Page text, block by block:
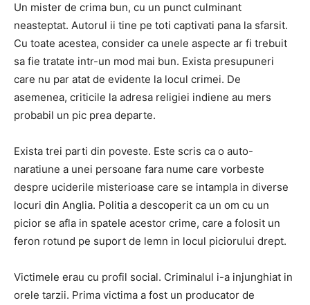
Un mister de crima bun, cu un punct culminant
neasteptat. Autorul ii tine pe toti captivati pana la sfarsit.
Cu toate acestea, consider ca unele aspecte ar fi trebuit
sa fie tratate intr-un mod mai bun. Exista presupuneri
care nu par atat de evidente la locul crimei. De
asemenea, criticile la adresa religiei indiene au mers
probabil un pic prea departe.
Exista trei parti din poveste. Este scris ca o auto-
naratiune a unei persoane fara nume care vorbeste
despre uciderile misterioase care se intampla in diverse
locuri din Anglia. Politia a descoperit ca un om cu un
picior se afla in spatele acestor crime, care a folosit un
feron rotund pe suport de lemn in locul piciorului drept.
Victimele erau cu profil social. Criminalul i-a injunghiat in
orele tarzii. Prima victima a fost un producator de